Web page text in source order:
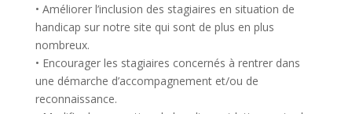
• Améliorer l’inclusion des stagiaires en situation de
handicap sur notre site qui sont de plus en plus
nombreux.
• Encourager les stagiaires concernés à rentrer dans
une démarche d’accompagnement et/ou de
reconnaissance.